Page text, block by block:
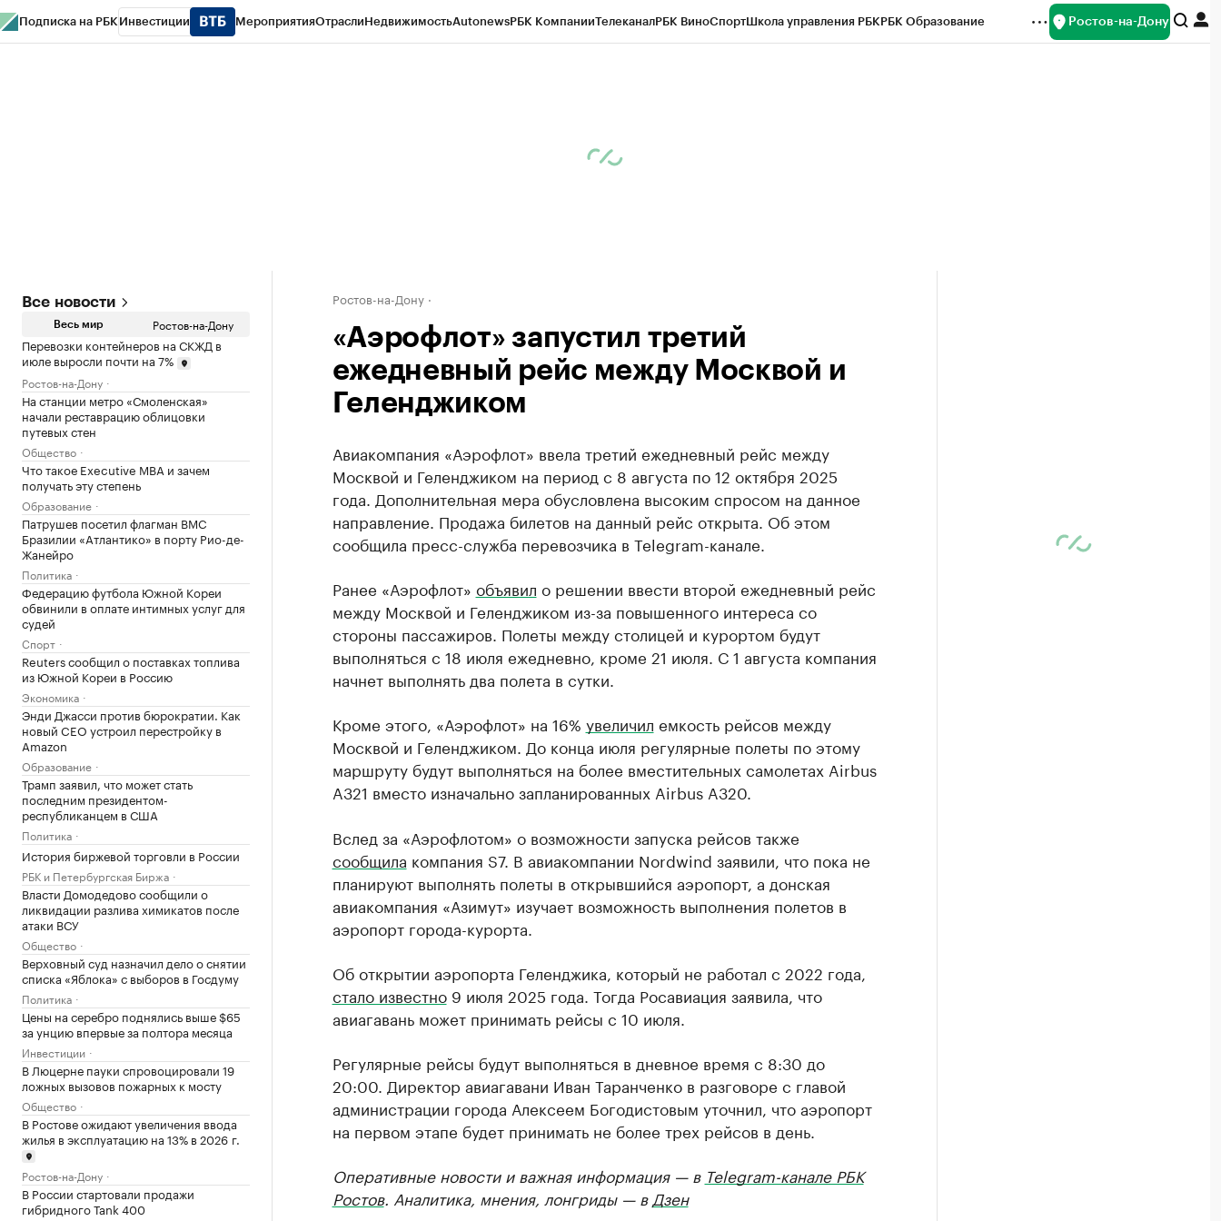
Подписка на РБК Инвестиции МероприятияОтраслиНедвижимостьAutonewsРБК КомпанииТелеканалРБК ВиноСпортШкола управления РБКРБК Образование Ростов-на-Дону
Все новости
Весь мир Ростов-на-Дону
Перевозки контейнеров на СКЖД в
июле выросли почти на 7%
Ростов-на-Дону
На станции метро «Смоленская»
начали реставрацию облицовки
путевых стен
Общество
Что такое Executive MBA и зачем
получать эту степень
Образование
Патрушев посетил флагман ВМС
Бразилии «Атлантико» в порту Рио-де-
Жанейро
Политика
Федерацию футбола Южной Кореи
обвинили в оплате интимных услуг для
судей
Спорт
Reuters сообщил о поставках топлива
из Южной Кореи в Россию
Экономика
Энди Джасси против бюрократии. Как
новый CEO устроил перестройку в
Amazon
Образование
Трамп заявил, что может стать
последним президентом-
республиканцем в США
Политика
История биржевой торговли в России
РБК и Петербургская Биржа
Власти Домодедово сообщили о
ликвидации разлива химикатов после
атаки ВСУ
Общество
Верховный суд назначил дело о снятии
списка «Яблока» с выборов в Госдуму
Политика
Цены на серебро поднялись выше $65
за унцию впервые за полтора месяца
Инвестиции
В Люцерне пауки спровоцировали 19
ложных вызовов пожарных к мосту
Общество
В Ростове ожидают увеличения ввода
жилья в эксплуатацию на 13% в 2026 г.
Ростов-на-Дону
В России стартовали продажи
гибридного Tank 400
Ростов-на-Дону
«Аэрофлот» запустил третий
ежедневный рейс между Москвой и
Геленджиком
Авиакомпания «Аэрофлот» ввела третий ежедневный рейс между
Москвой и Геленджиком на период с 8 августа по 12 октября 2025
года. Дополнительная мера обусловлена высоким спросом на данное
направление. Продажа билетов на данный рейс открыта. Об этом
сообщила пресс-служба перевозчика в Telegram-канале.
Ранее «Аэрофлот» объявил о решении ввести второй ежедневный рейс
между Москвой и Геленджиком из-за повышенного интереса со
стороны пассажиров. Полеты между столицей и курортом будут
выполняться с 18 июля ежедневно, кроме 21 июля. С 1 августа компания
начнет выполнять два полета в сутки.
Кроме этого, «Аэрофлот» на 16% увеличил емкость рейсов между
Москвой и Геленджиком. До конца июля регулярные полеты по этому
маршруту будут выполняться на более вместительных самолетах Airbus
A321 вместо изначально запланированных Airbus A320.
Вслед за «Аэрофлотом» о возможности запуска рейсов также
сообщила компания S7. В авиакомпании Nordwind заявили, что пока не
планируют выполнять полеты в открывшийся аэропорт, а донская
авиакомпания «Азимут» изучает возможность выполнения полетов в
аэропорт города-курорта.
Об открытии аэропорта Геленджика, который не работал с 2022 года,
стало известно9 июля 2025 года. Тогда Росавиация заявила, что
авиагавань может принимать рейсы с 10 июля.
Регулярные рейсы будут выполняться в дневное время с 8:30 до
20:00. Директор авиагавани Иван Таранченко в разговоре с главой
администрации города Алексеем Богодистовым уточнил, что аэропорт
на первом этапе будет принимать не более трех рейсов в день.
Оперативные новости и важная информация — в Telegram-канале РБК
Ростов. Аналитика, мнения, лонгриды — в Дзен